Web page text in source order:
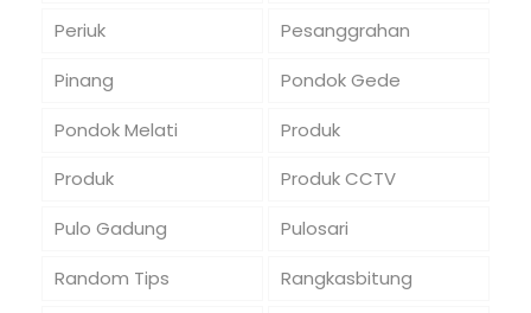
Periuk
Pesanggrahan
Pinang
Pondok Gede
Pondok Melati
Produk
Produk
Produk CCTV
Pulo Gadung
Pulosari
Random Tips
Rangkasbitung